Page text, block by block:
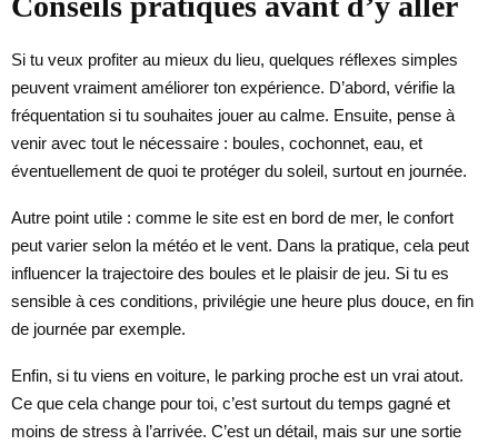
Si tu veux profiter au mieux du lieu, quelques réflexes simples
peuvent vraiment améliorer ton expérience. D’abord, vérifie la
fréquentation si tu souhaites jouer au calme. Ensuite, pense à
venir avec tout le nécessaire : boules, cochonnet, eau, et
éventuellement de quoi te protéger du soleil, surtout en journée.
Autre point utile : comme le site est en bord de mer, le confort
peut varier selon la météo et le vent. Dans la pratique, cela peut
influencer la trajectoire des boules et le plaisir de jeu. Si tu es
sensible à ces conditions, privilégie une heure plus douce, en fin
de journée par exemple.
Enfin, si tu viens en voiture, le parking proche est un vrai atout.
Ce que cela change pour toi, c’est surtout du temps gagné et
moins de stress à l’arrivée. C’est un détail, mais sur une sortie